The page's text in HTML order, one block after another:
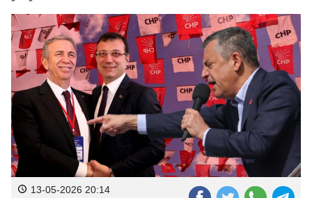
13-05-2026 20:14